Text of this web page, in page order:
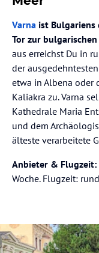
Varna ist
Tor zur
aus erreichst Du in
der
etwa in Albena oder
Kaliakra zu. Varna
Kathedrale Maria
und dem
älteste verarbeitete
Anbieter & Flugzeit:
Woche. Flugzeit: